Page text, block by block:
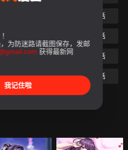
第36話
第40話
第43話 第44話
第47話 第48話
最終話
为防迷路请截图保存，发邮
获得最新网
我记住啦